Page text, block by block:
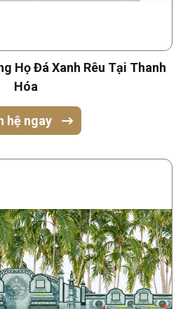
Họ Đá Xanh Rêu Tại Thanh
Hóa
hệ ngay